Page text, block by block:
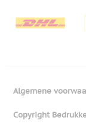
Algemene
Copyright